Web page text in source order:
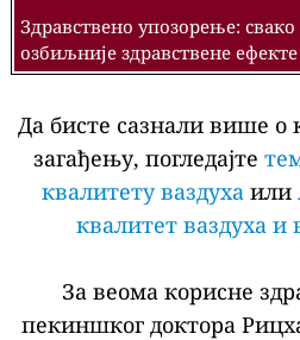
Здравствено упозорење:
озбиљније здравствене ефекте
Да бисте сазнали више о
загађењу, погледајте
квалитету ваздуха или
квалитет ваздуха
За веома корисне
пекиншког доктора